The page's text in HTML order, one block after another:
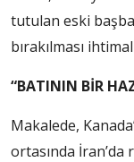
tutulan eski
bırakılması
“BATININ BİR
Makalede,
ortasında